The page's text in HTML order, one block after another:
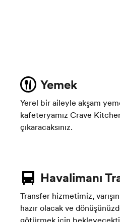
Yemek
Yerel bir aileyle akşam
kafeteryamız Crave
çıkaracaksınız.
Havalimanı
Transfer hizmetimiz,
hazır olacak ve